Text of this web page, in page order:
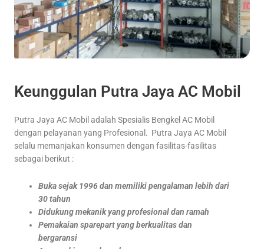
Keunggulan Putra Jaya AC Mobil
Putra Jaya AC Mobil adalah Spesialis Bengkel AC Mobil
dengan pelayanan yang Profesional. Putra Jaya AC Mobil
selalu memanjakan konsumen dengan fasilitas-fasilitas
sebagai berikut :
Buka sejak 1996 dan memiliki pengalaman lebih dari
30 tahun
Didukung mekanik yang profesional dan ramah
Pemakaian sparepart yang berkualitas dan
bergaransi